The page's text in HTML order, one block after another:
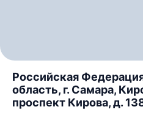
Российская
область, г. Самара,
проспект Кирова, д.